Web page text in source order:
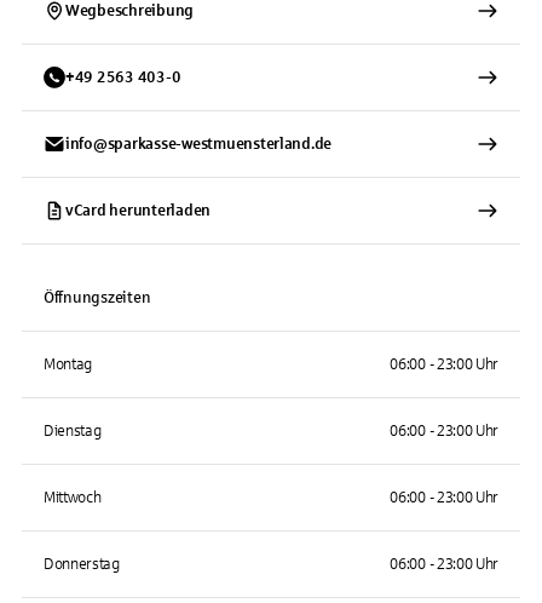
Wegbeschreibung
+49 2563 403-0
info@sparkasse-westmuensterland.de
vCard herunterladen
Öffnungszeiten
Montag 06:00 - 23:00 Uhr
Dienstag 06:00 - 23:00 Uhr
Mittwoch 06:00 - 23:00 Uhr
Donnerstag 06:00 - 23:00 Uhr